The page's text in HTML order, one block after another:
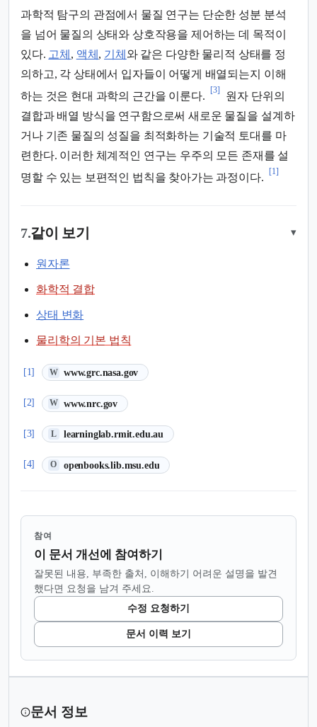
과학적 탐구의 관점에서 물질 연구는 단순한 성분 분석
을 넘어 물질의 상태와 상호작용을 제어하는 데 목적이
있다. 고체 , 액체 , 기체 와 같은 다양한 물리적 상태를 정
의하고, 각 상태에서 입자들이 어떻게 배열되는지 이해
하는 것은 현대 과학의 근간을 이룬다.
[3]
원자 단위의
결합과 배열 방식을 연구함으로써 새로운 물질을 설계하
거나 기존 물질의 성질을 최적화하는 기술적 토대를 마
련한다. 이러한 체계적인 연구는 우주의 모든 존재를 설
명할 수 있는 보편적인 법칙을 찾아가는 과정이다.
[1]
7.같이 보기 ▾
원자론
화학적 결합
상태 변화
물리학의 기본 법칙
[1] W www.grc.nasa.gov
(새 탭에서 열림)
[2] W www.nrc.gov
(새 탭에서 열림)
[3] L learninglab.rmit.edu.au
(새 탭에서 열림)
[4] O openbooks.lib.msu.edu
(새 탭에서 열림)
참여
이 문서 개선에 참여하기
잘못된 내용, 부족한 출처, 이해하기 어려운 설명을 발견
했다면 요청을 남겨 주세요.
수정 요청하기
문서 이력 보기
문서 정보